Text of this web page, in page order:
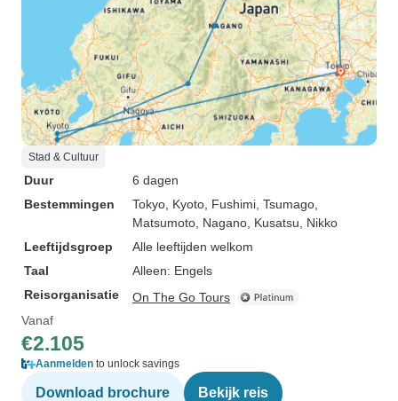
Stad & Cultuur
Duur
6 dagen
Bestemmingen
Tokyo , Kyoto , Fushimi , Tsumago
Matsumoto , Nagano , Kusatsu , Nikko
Leeftijdsgroep
Alle leeftijden welkom
Taal
Alleen: Engels
Reisorganisatie
On The Go Tours
Vanaf
€2.105
Aanmelden to unlock savings
Download brochure Bekijk reis